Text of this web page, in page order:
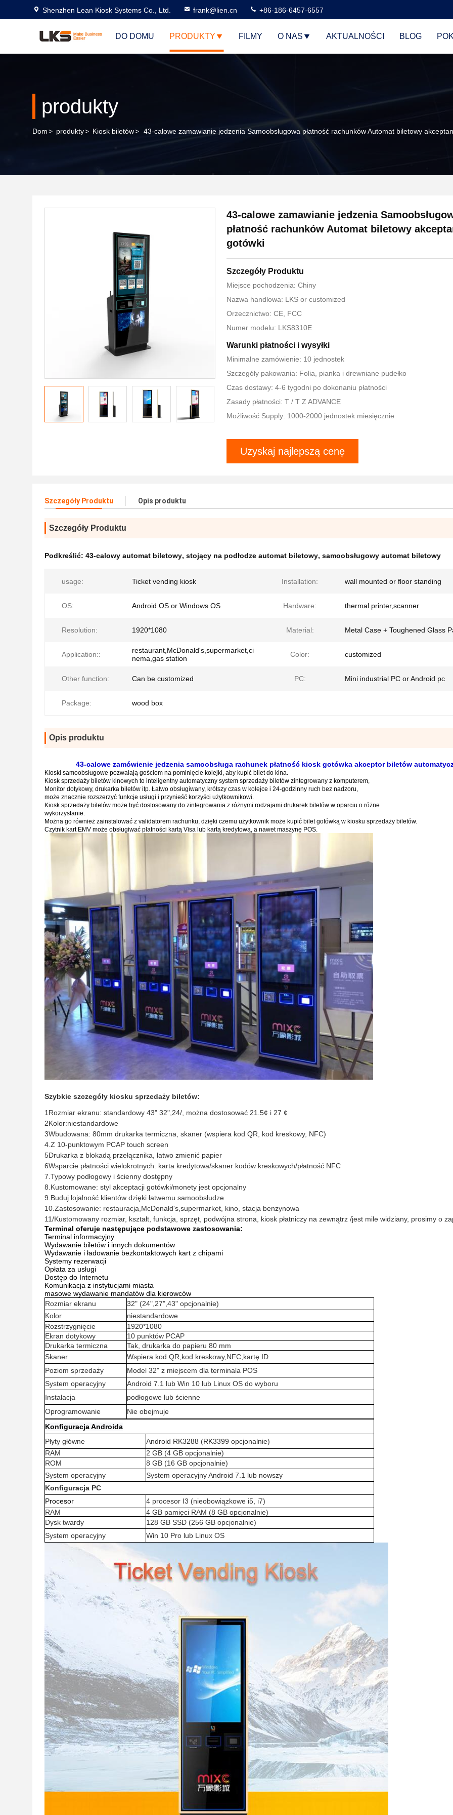
Shenzhen Lean Kiosk Systems Co., Ltd. frank@lien.cn +86-186-6457-6557
DO DOMU PRODUKTY FILMY O NAS AKTUALNOŚCI BLOG
produkty
Dom> produkty> Kiosk biletów> 43-calowe zamawianie jedzenia Samoobsługowa płatność rachunków Automat biletowy
43-calowe zamawianie jedzenia
płatność rachunków Automat biletowy
gotówki
Szczegóły Produktu
Miejsce pochodzenia: Chiny
Nazwa handlowa: LKS or customized
Orzecznictwo: CE, FCC
Numer modelu: LKS8310E
Warunki płatności i wysyłki
Minimalne zamówienie: 10 jednostek
Szczegóły pakowania: Folia, pianka i drewniane pudełko
Czas dostawy: 4-6 tygodni po dokonaniu płatności
Zasady płatności: T / T Z ADVANCE
Możliwość Supply: 1000-2000 jednostek miesięcznie
Uzyskaj najlepszą cenę
Szczegóły Produktu Opis produktu
Szczegóły Produktu
Podkreślić: 43-calowy automat biletowy, stojący na podłodze automat biletowy, samoobsługowy automat biletowy
usage: Ticket vending kiosk Installation: wall mounted or floor standing
OS: Android OS or Windows OS Hardware: thermal printer,scanner
Resolution: 1920*1080 Material: Metal Case + Toughened Glass
Application::
restaurant,McDonald's,supermarket,ci
nema,gas station
Color: customized
Other function: Can be customized PC: Mini industrial PC or Android pc
Package: wood box
Opis produktu
43-calowe zamówienie jedzenia samoobsługa rachunek płatność kiosk gotówka akceptor biletów
Kioski samoobsługowe pozwalają gościom na pominięcie kolejki, aby kupić bilet do kina.
Kiosk sprzedaży biletów kinowych to inteligentny automatyczny system sprzedaży biletów zintegrowany z komputerem,
Monitor dotykowy, drukarka biletów itp. Łatwo obsługiwany, krótszy czas w kolejce i 24-godzinny ruch bez nadzoru,
może znacznie rozszerzyć funkcje usługi i przynieść korzyści użytkownikowi.
Kiosk sprzedaży biletów może być dostosowany do zintegrowania z różnymi rodzajami drukarek biletów w oparciu o różne
wykorzystanie.
Można go również zainstalować z validatorem rachunku, dzięki czemu użytkownik może kupić bilet gotówką w kiosku sprzedaży biletów.
Czytnik kart EMV może obsługiwać płatności kartą Visa lub kartą kredytową, a nawet maszynę POS.
Szybkie szczegóły kiosku sprzedaży biletów:
1Rozmiar ekranu: standardowy 43" 32",24/ , można dostosować 21.5¢ i 27 ¢
2Kolor:niestandardowe
3Wbudowana: 80mm drukarka termiczna, skaner (wspiera kod QR, kod kreskowy, NFC)
4.Z 10-punktowym PCAP touch screen
5Drukarka z blokadą przełącznika, łatwo zmienić papier
6Wsparcie płatności wielokrotnych: karta kredytowa/skaner kodów kreskowych/płatność NFC
7.Typowy podłogowy i ścienny dostępny
8.Kustomowane: styl akceptacji gotówki/monety jest opcjonalny
9.Buduj lojalność klientów dzięki łatwemu samoobsłudze
10.Zastosowanie: restauracja,McDonald's,supermarket, kino, stacja benzynowa
11/Kustomowany rozmiar, kształt, funkcja, sprzęt, podwójna strona, kiosk płatniczy na zewnątrz /jest mile widziany, prosimy o
Terminal oferuje następujące podstawowe zastosowania:
Terminal informacyjny
Wydawanie biletów i innych dokumentów
Wydawanie i ładowanie bezkontaktowych kart z chipami
Systemy rezerwacji
Opłata za usługi
Dostęp do Internetu
Komunikacja z instytucjami miasta
masowe wydawanie mandatów dla kierowców
Rozmiar ekranu
32" (24",27",43" opcjonalnie)
Kolor
niestandardowe
Rozstrzygnięcie
1920*1080
Ekran dotykowy
10 punktów PCAP
Drukarka termiczna
Tak, drukarka do papieru 80 mm
Skaner
Wspiera kod QR,kod kreskowy,NFC,kartę ID
Poziom sprzedaży
Model 32" z miejscem dla terminala POS
System operacyjny
Android 7.1 lub Win 10 lub Linux OS do wyboru
Instalacja
podłogowe lub ścienne
Oprogramowanie
Nie obejmuje
Konfiguracja Androida
Płyty główne
Android RK3288 (RK3399 opcjonalnie)
RAM
2 GB (4 GB opcjonalnie)
ROM
8 GB (16 GB opcjonalnie)
System operacyjny
System operacyjny Android 7.1 lub nowszy
Konfiguracja PC
Procesor
4 procesor I3 (nieobowiązkowe i5, i7)
RAM
4 GB pamięci RAM (8 GB opcjonalnie)
Dysk twardy
128 GB SSD (256 GB opcjonalnie)
System operacyjny
Win 10 Pro lub Linux OS